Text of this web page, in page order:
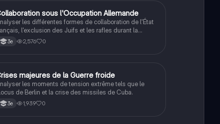
Histoire sous l'Occupation Allemande
les différentes formes de collaboration de l'État
l'exclusion des Juifs et les rafles durant la
Guerre mondiale.
3e 2,576 0
Histoiremajeures de la Guerre froide
les moments de tension extrême tels que le
de Berlin et la crise des missiles de Cuba.
3e 1,939 0